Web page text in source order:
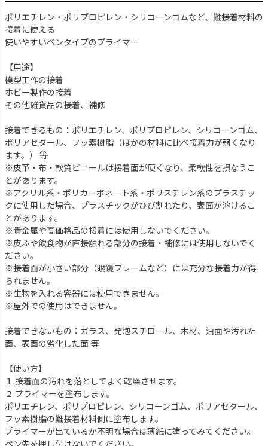
ポリエチレン・ポリプロピレン・シリコーンゴムなど、難接着材料の
接着に使える
使いやすいペンタイプのプライマー
【用途】
模型工作の接着
ホビー製作の接着
その他雑貨品の接着、補修
接着できるもの：ポリエチレン、ポリプロピレン、シリコーンゴム、
ポリアセタール、フッ素樹脂（ほかの材料に比べ接着力が弱くなり
ます。） 等
※皮革・布・軟質ビニールは接着面が硬くなり、柔軟性を損なうこ
とがあります。
※アクリル系・ポリカーボネート系・ポリスチレン系のプラスチッ
クに使用した場合、プラスチックがひび割れたり、表面が溶けるこ
とがあります。
※貴金属や高価格品の接着には使用しないでください。
※皮ふや飲食物が直接触れる部分の接着・補修には使用しないでく
ださい。
※接着面が小さい部分（眼鏡フレームなど）には充分な接着力が得
られません。
※生物を入れる容器には使用できません。
※屋外での使用はできません。
接着できないもの：ガラス、発泡スチロール、木材、油面や汚れた
面、表面の劣化した面 等
【使い方】
１.接着面の汚れを落としてよく乾燥させます。
２.プライマーを塗布します。
ポリエチレン、ポリプロピレン、シリコーンゴム、ポリアセタール、
フッ素樹脂の難接着材料側に塗布します。
プライマーが出ているか不明な場合は薄紙に塗ってみてください。
ペン先を押し付けないでください。